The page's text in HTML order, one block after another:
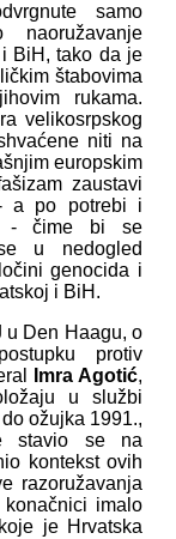
samo
BiH, tako da je
štabovima
rukama.
velikosrpskog
niti na
europskim
zaustavi
a po potrebi i
- čime bi se
u nedogled
genocida i
i BiH.
u Den Haagu, o
protiv
Imra Agotić,
u službi
ožujka 1991.,
stavio se na
kontekst ovih
razoružavanja
imalo
je Hrvatska